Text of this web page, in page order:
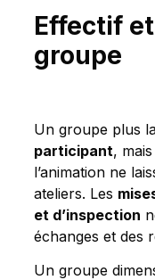
Effectif
groupe
Un groupe plus
participant,
l’animation ne
ateliers. Les
et d’inspection
échanges et des
Un groupe